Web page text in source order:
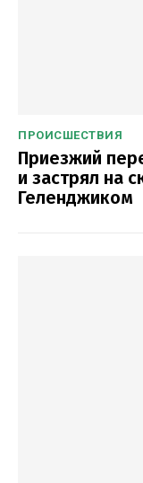
ПРОИСШЕСТВИЯ
Приезжий
и застрял на
Геленджиком